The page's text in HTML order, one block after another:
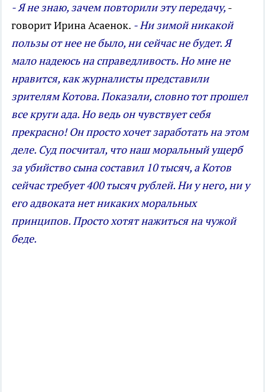
- Я не знаю, зачем повторили эту передачу, -
говорит Ирина Асаенок. - Ни зимой никакой
пользы от нее не было, ни сейчас не будет. Я
мало надеюсь на справедливость. Но мне не
нравится, как журналисты представили
зрителям Котова. Показали, словно тот прошел
все круги ада. Но ведь он чувствует себя
прекрасно! Он просто хочет заработать на этом
деле. Суд посчитал, что наш моральный ущерб
за убийство сына составил 10 тысяч, а Котов
сейчас требует 400 тысяч рублей. Ни у него, ни у
его адвоката нет никаких моральных
принципов. Просто хотят нажиться на чужой
беде.